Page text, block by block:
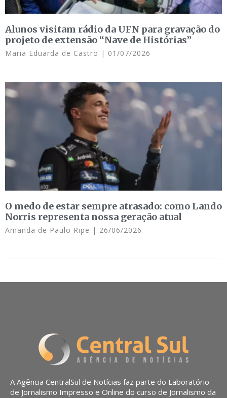
Alunos visitam rádio da UFN para gravação do
projeto de extensão “Nave de Histórias”
Maria Eduarda de Castro 01/07/2026
O medo de estar sempre atrasado: como Lando
Norris representa nossa geração atual
Amanda de Paulo Ripe 26/06/2026
A Agência CentralSul de Notícias faz parte do Laboratório
de Jornalismo Impresso e Online do curso de Jornalismo da